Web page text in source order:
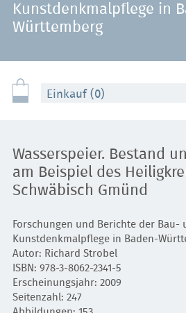
Archäologiemuseen
Kontakt
Kunstdenkmalpflege in
Württemberg
Einkauf (0)
Wasserspeier. Bestand
am Beispiel des
Schwäbisch Gmünd
Forschungen und Berichte der Bau-
Kunstdenkmalpflege in Baden-
Autor: Richard Strobel
ISBN: 978-3-8062-2341-5
Erscheinungsjahr: 2009
Seitenzahl: 247